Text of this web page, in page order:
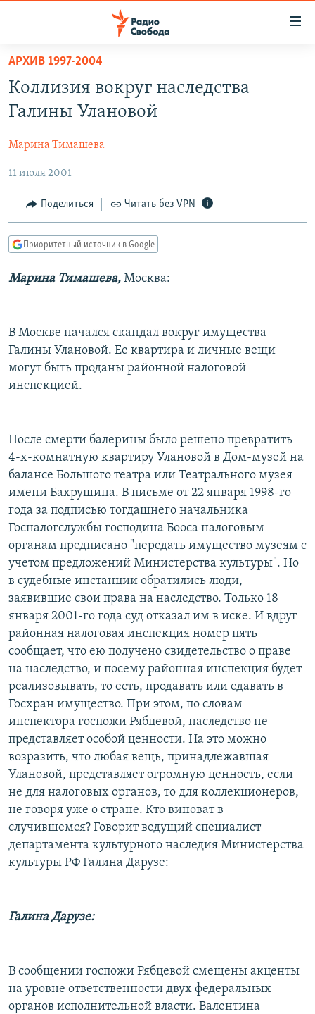
упрощенного
доступа
Вернуться
основному
Вернутся
главной
навигации
Вернутся
поиску
ЦИТАТЫ СВОБОДЫ
МНЕНИЯ
КУЛЬТУРА
IDEL.РЕАЛИИ
КАВКАЗ.РЕАЛИИ
СЕВЕР.РЕАЛИИ
РАСПИСАНИЕ ВЕЩАНИЯ
ПОДПИШИТЕСЬ НА РАССЫЛКУ
СОЦИАЛЬНЫЕ СЕТИ
Все сайты РСЕ/РС
АРХИВ 1997-2004
Коллизия вокруг наследства
Галины Улановой
Марина Тимашева
11 июля 2001
Поделиться Читать без VPN
Приоритетный источник в Google
Марина Тимашева, Москва:
В Москве начался скандал вокруг имущества
Галины Улановой. Ее квартира и личные вещи
могут быть проданы районной налоговой
инспекцией.
После смерти балерины было решено превратить
4-х-комнатную квартиру Улановой в Дом-музей на
балансе Большого театра или Театрального музея
имени Бахрушина. В письме от 22 января 1998-го
года за подписью тогдашнего начальника
Госналогслужбы господина Бооса налоговым
органам предписано "передать имущество музеям с
учетом предложений Министерства культуры". Но
в судебные инстанции обратились люди,
заявившие свои права на наследство. Только 18
января 2001-го года суд отказал им в иске. И вдруг
районная налоговая инспекция номер пять
сообщает, что ею получено свидетельство о праве
на наследство, и посему районная инспекция будет
реализовывать, то есть, продавать или сдавать в
Госхран имущество. При этом, по словам
инспектора госпожи Рябцевой, наследство не
представляет особой ценности. На это можно
возразить, что любая вещь, принадлежавшая
Улановой, представляет огромную ценность, если
не для налоговых органов, то для коллекционеров,
не говоря уже о стране. Кто виноват в
случившемся? Говорит ведущий специалист
департамента культурного наследия Министерства
культуры РФ Галина Дарузе:
Галина Дарузе:
В сообщении госпожи Рябцевой смещены акценты
на уровне ответственности двух федеральных
органов исполнительной власти. Валентина